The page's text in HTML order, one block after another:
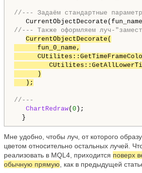
//--- Задаём стандартные
//--- Также оформляем луч-
CurrentObjectDecorate(
fun_0_name,
)
);
//---
ChartRedraw( 0 );
}
Мне удобно, чтобы луч, от которого
цветом относительно остальных лучей.
реализовать в MQL4, приходится поверх
обычную прямую , как в предыдущей